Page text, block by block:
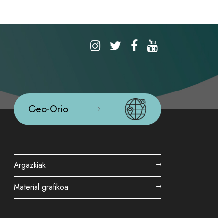
Geo-Orio
Argazkiak
Material grafikoa